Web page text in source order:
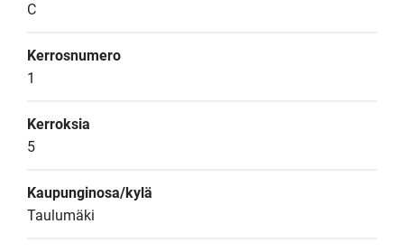
C
Kerrosnumero
1
Kerroksia
5
Kaupunginosa/kylä
Taulumäki